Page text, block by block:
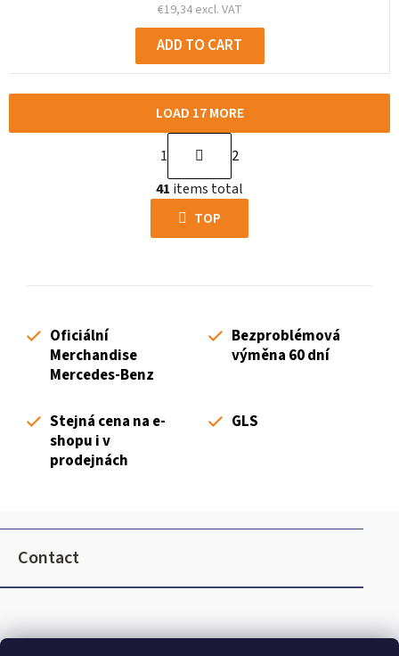
€19,34 excl. VAT
ADD TO CART
L
i
s
t
n
LOAD 17 MORE
a
g
i
n
i
1
2
41 items total
TOP
Oficiální
Merchandise
Mercedes-Benz
Bezproblémová
výměna 60 dní
Stejná cena na e-
shopu i v
prodejnách
GLS
F
o
e
Contact